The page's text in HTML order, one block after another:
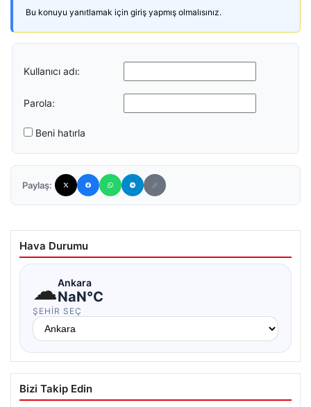
Bu konuyu yanıtlamak için giriş yapmış olmalısınız.
Kullanıcı adı:
Parola:
Beni hatırla
Paylaş:
Hava Durumu
☁Ankara
NaN°C
ŞEHIR SEÇ
Bizi Takip Edin